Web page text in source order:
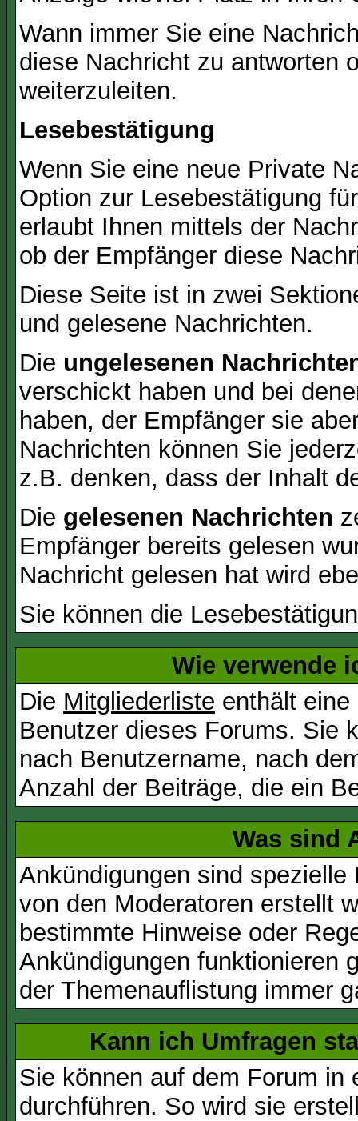
Wann immer Sie eine
diese Nachricht zu antworten
weiterzuleiten.
Lesebestätigung
Wenn Sie eine neue Private
Option zur Lesebestätigung
erlaubt Ihnen mittels der
ob der Empfänger diese
Diese Seite ist in zwei
und gelesene Nachrichten.
Die ungelesenen
verschickt haben und bei
haben, der Empfänger sie
Nachrichten können Sie
z.B. denken, dass der Inhalt
Die gelesenen Nachrichten
Empfänger bereits gelesen
Nachricht gelesen hat wird
Sie können die
Wie verwende
Die Mitgliederliste enthält
Benutzer dieses Forums. Sie
nach Benutzername, nach
Anzahl der Beiträge, die ein
Was sind
Ankündigungen sind
von den Moderatoren erstellt
bestimmte Hinweise oder
Ankündigungen funktionieren
der Themenauflistung immer
Kann ich Umfragen
Sie können auf dem Forum in
durchführen. So wird sie